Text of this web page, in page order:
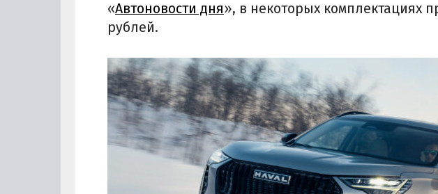
«Автоновости дня», в некоторых комплектациях
рублей.